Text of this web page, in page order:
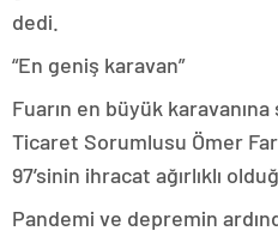
dedi.
“En geniş karavan”
Fuarın en büyük
Ticaret Sorumlusu Ömer
97’sinin ihracat ağırlıklı
Pandemi ve depremin